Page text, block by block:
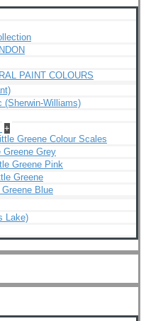
PAINT COLOURS
Williams)
+
Greene Colour Scales
Grey
Greene Pink
Greene
Blue
Lake)